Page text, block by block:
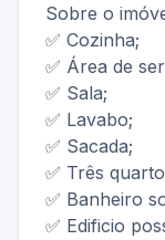
Sobre o
✅ Cozinha;
✅ Área de
✅ Sala;
✅ Lavabo;
✅ Sacada;
✅ Três
✅ Banheiro
✅ Edificio